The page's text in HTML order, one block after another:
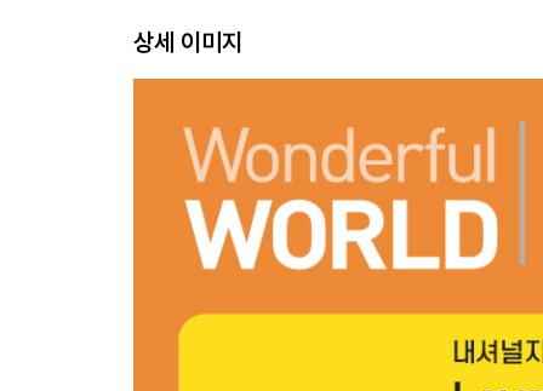
Chapter 4. On Vacation
10. A Trip to Rome 78
12. Plants for Vacation 90
Chapter 3-4
Review 96
Video 98
상세 이미지